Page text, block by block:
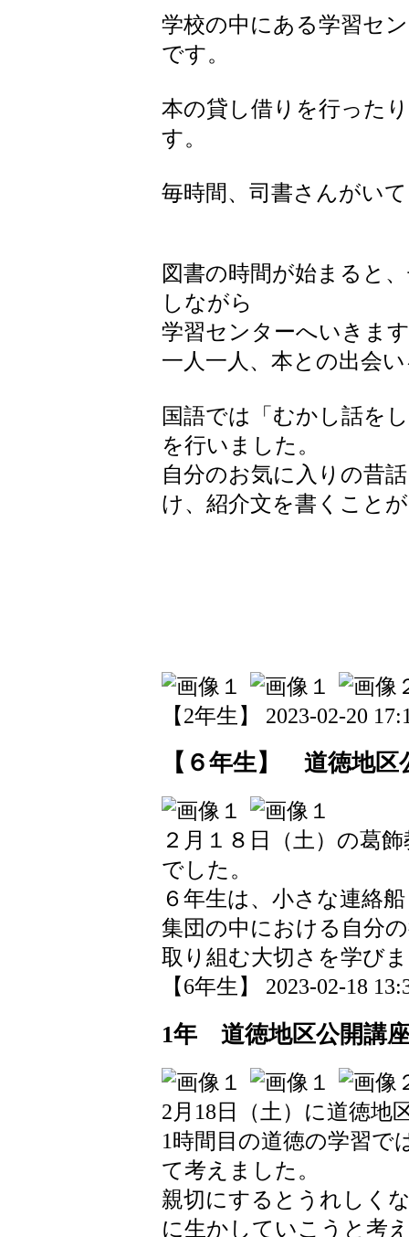
学校の中にある学習セ
です。
本の貸し借りを行った
す。
毎時間、司書さんがい
図書の時間が始まると
しながら
学習センターへいきま
一人一人、本との出会
国語では「むかし話を
を行いました。
自分のお気に入りの昔
け、紹介文を書くこと
【2年生】 2023-02-20
【６年生】 道徳地区
２月１８日（土）の葛
でした。
６年生は、小さな連絡
集団の中における自分
取り組む大切さを学び
【6年生】 2023-02-18
1年 道徳地区公開講
2月18日（土）に道徳地
1時間目の道徳の学習で
て考えました。
親切にするとうれしく
に生かしていこうと考